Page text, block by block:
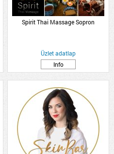
Spirit Thai Massage Sopron
Üzlet adatlap
Info